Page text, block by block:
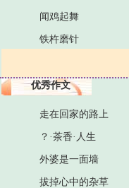
闻鸡起舞
铁杵磨针
优秀作文
走在回家的路上
？·茶香·人生
外婆是一面墙
拔掉心中的杂草